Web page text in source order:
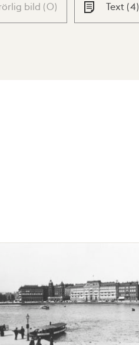
bild (0) Text (4)